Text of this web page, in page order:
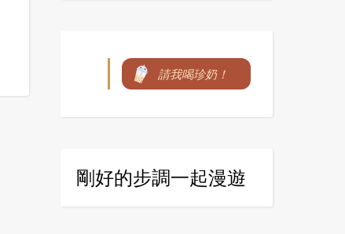
請我喝珍奶！
剛好的步調一起漫遊